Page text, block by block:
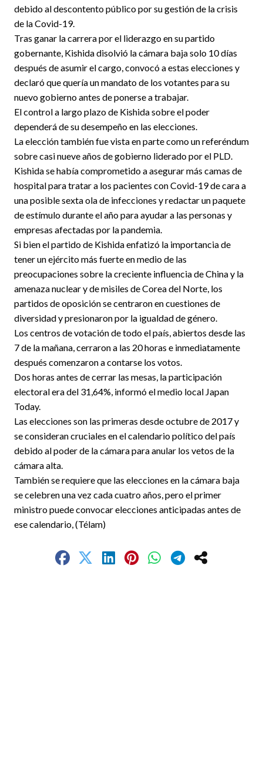
debido al descontento público por su gestión de la crisis
de la Covid-19.
Tras ganar la carrera por el liderazgo en su partido
gobernante, Kishida disolvió la cámara baja solo 10 días
después de asumir el cargo, convocó a estas elecciones y
declaró que quería un mandato de los votantes para su
nuevo gobierno antes de ponerse a trabajar.
El control a largo plazo de Kishida sobre el poder
dependerá de su desempeño en las elecciones.
La elección también fue vista en parte como un referéndum
sobre casi nueve años de gobierno liderado por el PLD.
Kishida se había comprometido a asegurar más camas de
hospital para tratar a los pacientes con Covid-19 de cara a
una posible sexta ola de infecciones y redactar un paquete
de estímulo durante el año para ayudar a las personas y
empresas afectadas por la pandemia.
Si bien el partido de Kishida enfatizó la importancia de
tener un ejército más fuerte en medio de las
preocupaciones sobre la creciente influencia de China y la
amenaza nuclear y de misiles de Corea del Norte, los
partidos de oposición se centraron en cuestiones de
diversidad y presionaron por la igualdad de género.
Los centros de votación de todo el país, abiertos desde las
7 de la mañana, cerraron a las 20 horas e inmediatamente
después comenzaron a contarse los votos.
Dos horas antes de cerrar las mesas, la participación
electoral era del 31,64%, informó el medio local Japan
Today.
Las elecciones son las primeras desde octubre de 2017 y
se consideran cruciales en el calendario político del país
debido al poder de la cámara para anular los vetos de la
cámara alta.
También se requiere que las elecciones en la cámara baja
se celebren una vez cada cuatro años, pero el primer
ministro puede convocar elecciones anticipadas antes de
ese calendario, (Télam)